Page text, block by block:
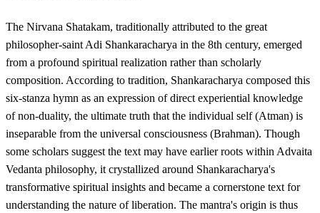
The Nirvana Shatakam, traditionally attributed to the great
philosopher-saint Adi Shankaracharya in the 8th century, emerged
from a profound spiritual realization rather than scholarly
composition. According to tradition, Shankaracharya composed this
six-stanza hymn as an expression of direct experiential knowledge
of non-duality, the ultimate truth that the individual self (Atman) is
inseparable from the universal consciousness (Brahman). Though
some scholars suggest the text may have earlier roots within Advaita
Vedanta philosophy, it crystallized around Shankaracharya's
transformative spiritual insights and became a cornerstone text for
understanding the nature of liberation. The mantra's origin is thus